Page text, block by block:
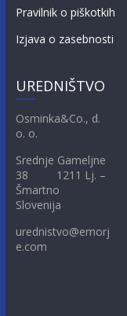
Pravilnik o piškotkih
Izjava o zasebnosti
UREDNIŠTVO
Osminka&Co., d.
o. o.
Srednje Gameljne
38 1211 Lj. –
Šmartno
Slovenija
urednistvo@emorj
e.com